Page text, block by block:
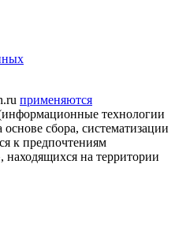
применяются
технологии
сбора, систематизации
к предпочтениям
находящихся на территории